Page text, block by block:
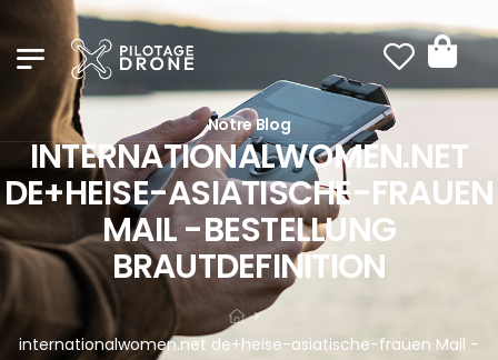
Notre Blog
INTERNATIONALWOMEN.NET
DE+HEISE-ASIATISCHE-FRAUEN
MAIL -BESTELLUNG
BRAUTDEFINITION
internationalwomen.net de+heise-asiatische-frauen Mail -